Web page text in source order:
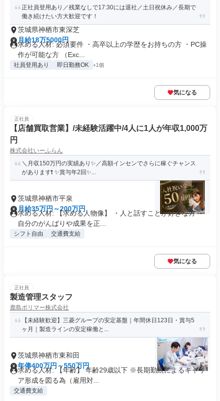
正社員登用あり／残業なしで17:30には退社／土日祝休み／長期で
働き続けたい方大歓迎です！
茨城県神栖市東深芝
月給18万5000円
求める人材: 必須要件 ・高卒以上の学歴をお持ちの方 ・PC操
作が可能な方 （Exc...
社員登用あり 即日勤務OK +1個
気になる
正社員
【店舗買取営業】/未経験活躍中/4人に1人が年収1,000万
円
株式会社いーふらん
＼月収150万円の実績あり✨／高額インセンでさらに稼ぐチャンス
があります❗ ✨賞与年2回✨...
茨城県神栖市平泉
月給35万円～200万円
求める人材: 【求める人物像】 ・人と話すことが好きな方 ・
自分のがんばりや成果を正...
シフト自由 交通費支給
気になる
正社員
製造管理スタッフ
鹿島ポリマー株式会社
【未経験歓迎】三菱グループの安定基盤｜年間休日123日・賞与5
ヶ月｜製造ラインの安定稼働と...
茨城県神栖市東和田
年俸400万円～550万円
求める人材: 【年齢】 年齢29歳以下 ※長期勤続によるキャリ
ア形成を図る為（雇用対...
交通費支給